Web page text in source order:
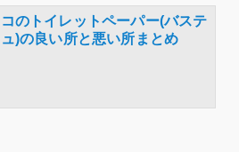
のトイレットペーパー(バステ
)の良い所と悪い所まとめ